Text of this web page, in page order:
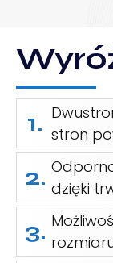
1. stron
2. dzięki
3.